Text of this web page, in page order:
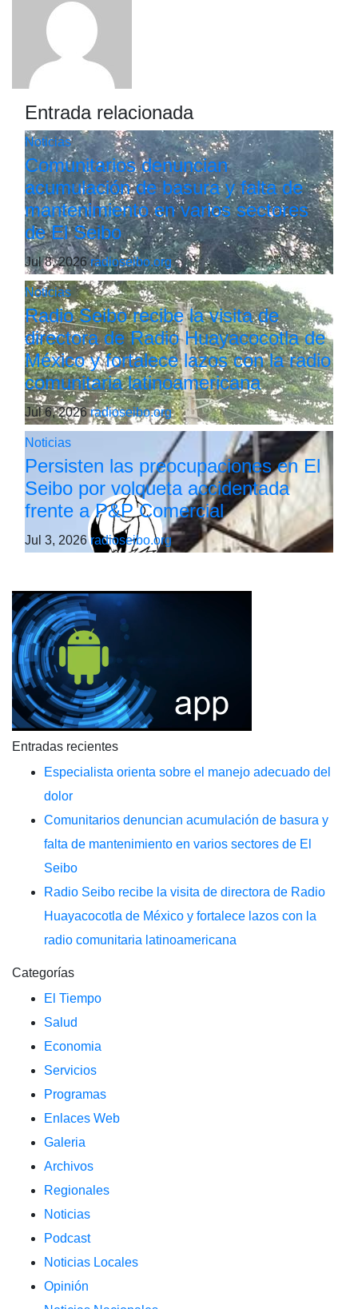
Entrada relacionada
Noticias
Comunitarios denuncian
acumulación de basura y falta de
mantenimiento en varios sectores
de El Seibo
Jul 8, 2026radioseibo.org
Noticias
Radio Seibo recibe la visita de
directora de Radio Huayacocotla de
México y fortalece lazos con la radio
comunitaria latinoamericana
Jul 6, 2026radioseibo.org
Noticias
Persisten las preocupaciones en El
Seibo por volqueta accidentada
frente a P&P Comercial
Jul 3, 2026radioseibo.org
Entradas recientes
Especialista orienta sobre el manejo adecuado del
dolor
Comunitarios denuncian acumulación de basura y
falta de mantenimiento en varios sectores de El
Seibo
Radio Seibo recibe la visita de directora de Radio
Huayacocotla de México y fortalece lazos con la
radio comunitaria latinoamericana
Categorías
El Tiempo
Salud
Economia
Servicios
Programas
Enlaces Web
Galeria
Archivos
Regionales
Noticias
Podcast
Noticias Locales
Opinión